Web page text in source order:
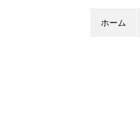
ホーム